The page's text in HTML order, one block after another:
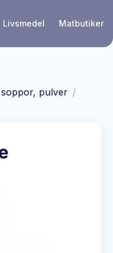
Livsmedel Matbutiker
pulver /